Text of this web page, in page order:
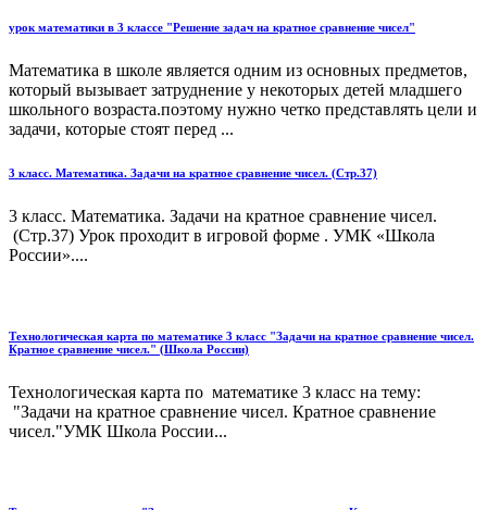
урок математики в 3 классе "Решение задач на кратное сравнение чисел"
Математика в школе является одним из основных предметов,
который вызывает затруднение у некоторых детей младшего
школьного возраста.поэтому нужно четко представлять цели и
задачи, которые стоят перед ...
3 класс. Математика. Задачи на кратное сравнение чисел. (Стр.37)
3 класс. Математика. Задачи на кратное сравнение чисел.
(Стр.37) Урок проходит в игровой форме . УМК «Школа
России»....
Технологическая карта по математике 3 класс "Задачи на кратное сравнение чисел.
Кратное сравнение чисел." (Школа России)
Технологическая карта по математике 3 класс на тему:
"Задачи на кратное сравнение чисел. Кратное сравнение
чисел."УМК Школа России...